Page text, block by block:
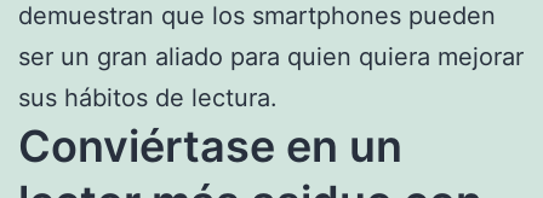
demuestran que los smartphones pueden
ser un gran aliado para quien quiera mejorar
sus hábitos de lectura.
Conviértase en un